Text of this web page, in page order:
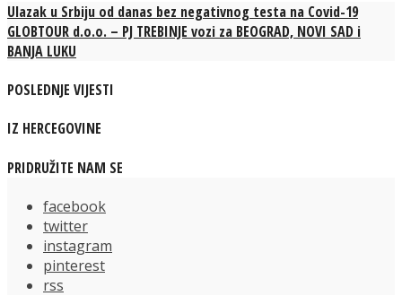
Ulazak u Srbiju od danas bez negativnog testa na Covid-19
GLOBTOUR d.o.o. – PJ TREBINJE vozi za BEOGRAD, NOVI SAD i
BANJA LUKU
POSLEDNJE VIJESTI
IZ HERCEGOVINE
PRIDRUŽITE NAM SE
facebook
twitter
instagram
pinterest
rss